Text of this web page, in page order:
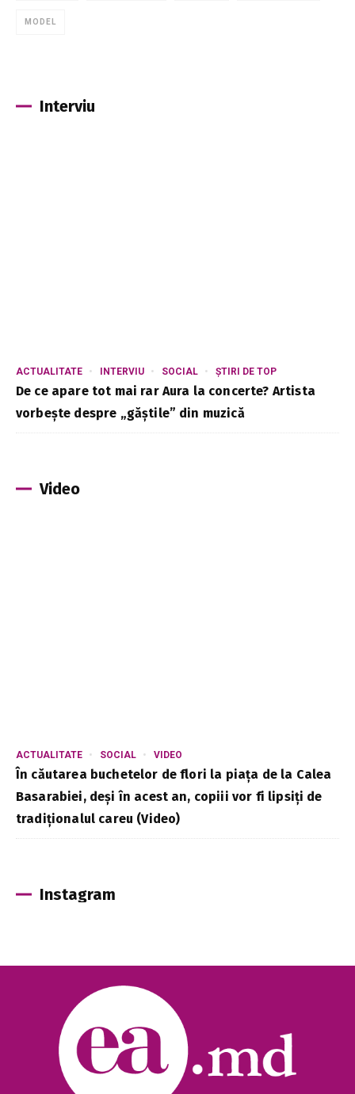
MODEL
Interviu
ACTUALITATE INTERVIU SOCIAL ȘTIRI DE TOP
De ce apare tot mai rar Aura la concerte? Artista
vorbește despre „găștile” din muzică
Video
ACTUALITATE SOCIAL VIDEO
În căutarea buchetelor de flori la piața de la Calea
Basarabiei, deși în acest an, copiii vor fi lipsiți de
tradiționalul careu (Video)
Instagram